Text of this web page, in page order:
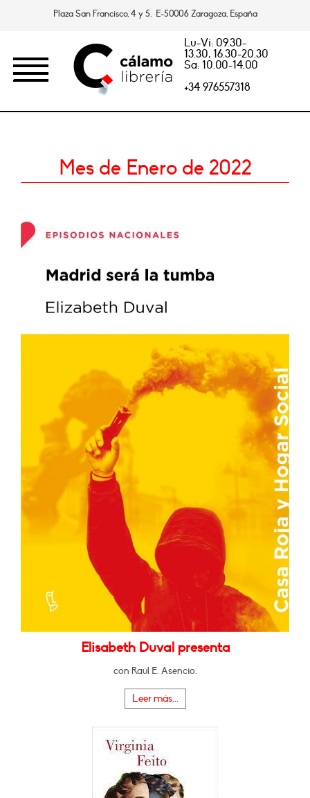
Plaza San Francisco, 4 y 5. E-50006 Zaragoza, España
Lu-Vi: 09.30-
13.30, 16.30-20.30
Sa: 10.00-14.00
+34 976557318
Mes de Enero de 2022
Elisabeth Duval presenta
con Raúl E. Asencio.
Leer más...